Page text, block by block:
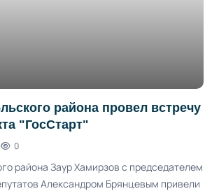
района провел встречу
"ГосСтарт"
0
района Заур Хамирзов с председателем
Александром Брянцевым привели